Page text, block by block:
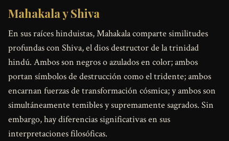
Mahakala y Shiva
En sus raíces hinduistas, Mahakala comparte similitudes
profundas con Shiva, el dios destructor de la trinidad
hindú. Ambos son negros o azulados en color; ambos
portan símbolos de destrucción como el tridente; ambos
encarnan fuerzas de transformación cósmica; y ambos son
simultáneamente temibles y supremamente sagrados. Sin
embargo, hay diferencias significativas en sus
interpretaciones filosóficas.